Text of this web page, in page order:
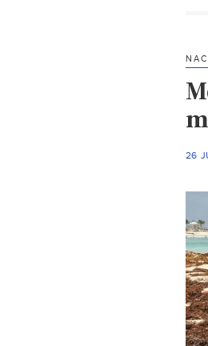
26